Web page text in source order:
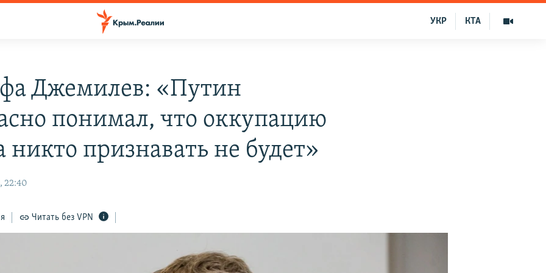
КТА
УКР
Джемилев: «Путин
понимал, что оккупацию
признавать не будет»
22:40
Читать без VPN